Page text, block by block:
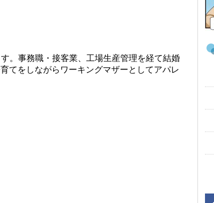
。事務職・接客業、工場生産管理を経て結婚
てをしながらワーキングマザーとしてアパレ